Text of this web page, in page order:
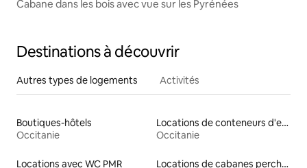
Cabane dans les bois avec vue sur les Pyrénées
Destinations à découvrir
Autres types de logements Activités
Boutiques-hôtels
Occitanie
Locations de conteneurs d'expédition
Occitanie
Locations avec WC PMR
Locations de cabanes perchées